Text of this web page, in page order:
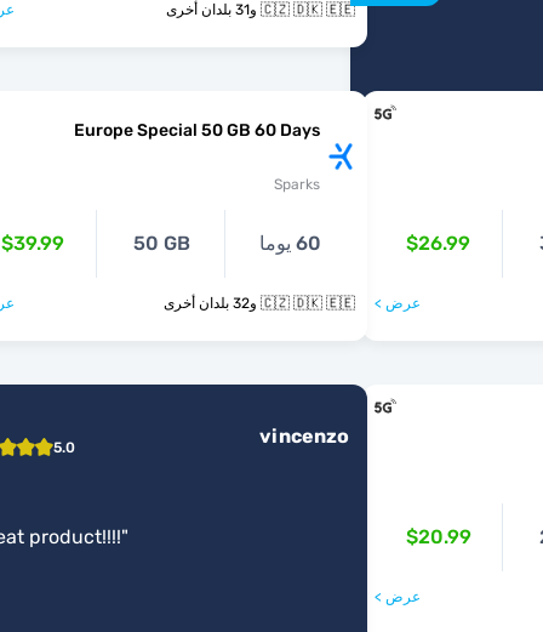
🇨🇿 🇩🇰 🇪🇪 و31 بلدان أخرى
$26.99
عرض >
Europe Special 50 GB 60 Days
Sparks
60 يوما 50 GB
$39.99
🇨🇿 🇩🇰 🇪🇪 و32 بلدان أخرى
$20.99
عرض >
vincenzo
5.0
product!!!!"